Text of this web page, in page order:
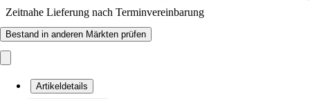
Zeitnahe Lieferung nach Terminvereinbarung
Bestand in anderen Märkten prüfen
Artikeldetails